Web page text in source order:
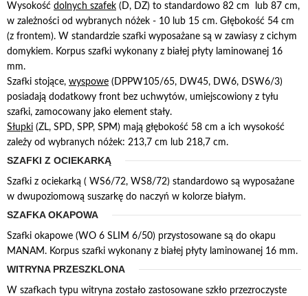
Wysokość dolnych szafek (D, DZ) to standardowo 82 cm lub 87 cm,
w zależności od wybranych nóżek - 10 lub 15 cm. Głębokość 54 cm
(z frontem). W standardzie szafki wyposażane są w zawiasy z cichym
domykiem. Korpus szafki wykonany z białej płyty laminowanej 16
mm.
Szafki stojące, wyspowe (DPPW105/65, DW45, DW6, DSW6/3)
posiadają dodatkowy front bez uchwytów, umiejscowiony z tyłu
szafki, zamocowany jako element stały.
Słupki (ZL, SPD, SPP, SPM) mają głębokość 58 cm a ich wysokość
zależy od wybranych nóżek: 213,7 cm lub 218,7 cm.
SZAFKI Z OCIEKARKĄ
Szafki z ociekarką ( WS6/72, WS8/72) standardowo są wyposażane
w dwupoziomową suszarkę do naczyń w kolorze białym.
SZAFKA OKAPOWA
Szafki okapowe (WO 6 SLIM 6/50) przystosowane są do okapu
MANAM. Korpus szafki wykonany z białej płyty laminowanej 16 mm.
WITRYNA PRZESZKLONA
W szafkach typu witryna zostało zastosowane szkło przezroczyste